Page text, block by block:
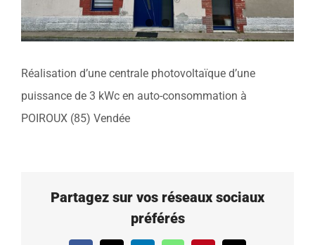
Réalisation d’une centrale photovoltaïque d’une
puissance de 3 kWc en auto-consommation à
POIROUX (85) Vendée
Partagez sur vos réseaux sociaux
préférés